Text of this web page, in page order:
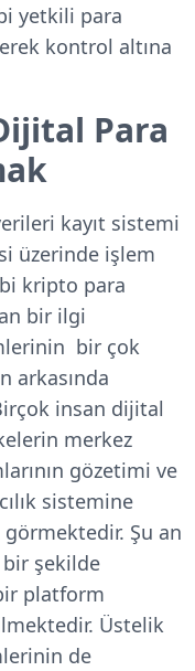
yetkili para
kontrol altına
Para
kayıt sistemi
üzerinde işlem
kripto para
bir ilgi
bir çok
arkasında
insan dijital
merkez
gözetimi ve
sistemine
Şu an
bir şekilde
platform
Üstelik
de